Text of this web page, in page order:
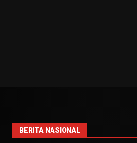
BERITA NASIONAL